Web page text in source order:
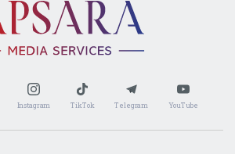
Instagram TikTok Telegram YouTube